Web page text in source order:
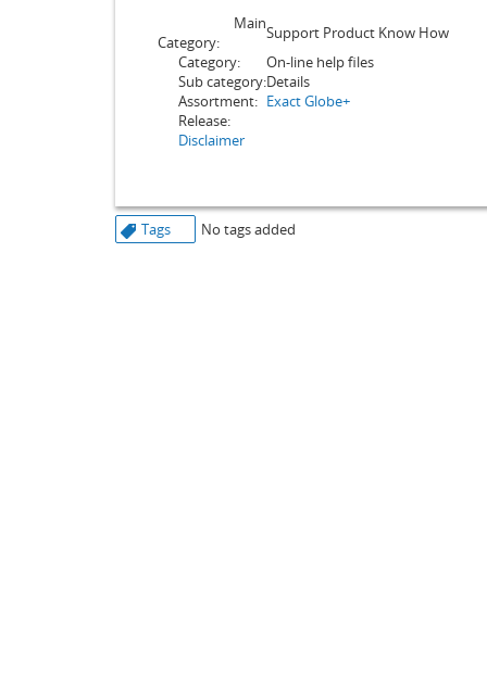
Main
Category:
Support Product Know How
Category:
On-line help files
Sub category:Details
Assortment: Exact Globe+
Release:
Disclaimer
Tags No tags added